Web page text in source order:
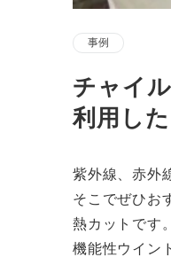
事例
チャイ
利用し
紫外線、赤外
そこでぜひお
熱カットです。
機能性ウイン